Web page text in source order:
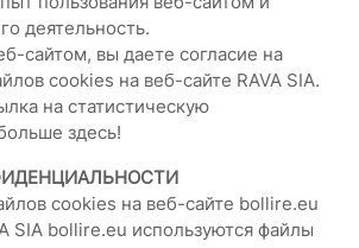
деятельность.
сайтом, вы даете согласие на
cookies на веб-сайте RAVA SIA.
на статистическую
здесь!
cookies на веб-сайте bollire.eu
SIA bollire.eu используются файлы